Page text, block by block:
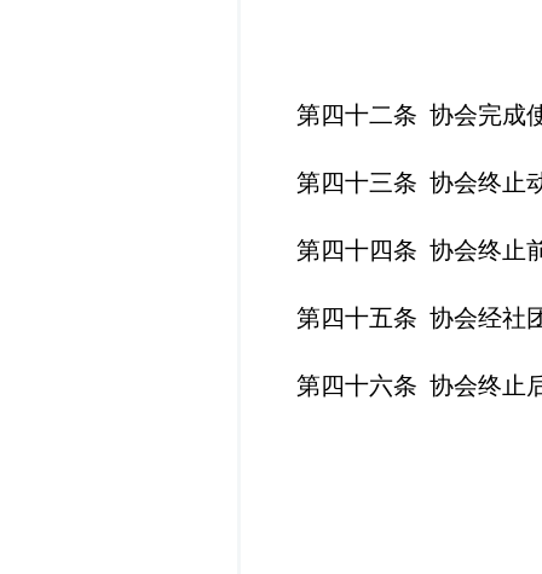
第四十二条 协会完成
第四十三条 协会终止
第四十四条 协会终止
第四十五条 协会经社
第四十六条 协会终止